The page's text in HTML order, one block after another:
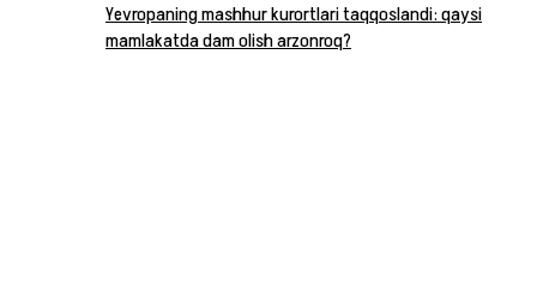
Yevropaning mashhur kurortlari taqqoslandi: qaysi
mamlakatda dam olish arzonroq?